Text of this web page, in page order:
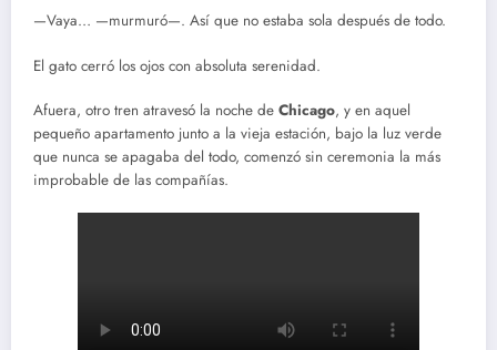
—Vaya… —murmuró—. Así que no estaba sola después de todo.
El gato cerró los ojos con absoluta serenidad.
Afuera, otro tren atravesó la noche de Chicago, y en aquel
pequeño apartamento junto a la vieja estación, bajo la luz verde
que nunca se apagaba del todo, comenzó sin ceremonia la más
improbable de las compañías.